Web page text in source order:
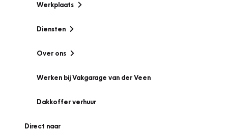
Werkplaats
Diensten
Over ons
Werken bij Vakgarage van der Veen
Dakkoffer verhuur
Direct naar